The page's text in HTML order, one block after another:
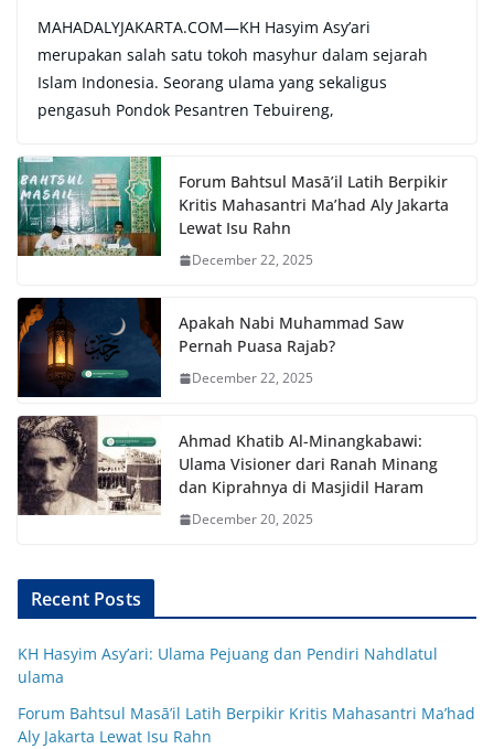
MAHADALYJAKARTA.COM—KH Hasyim Asy’ari
merupakan salah satu tokoh masyhur dalam sejarah
Islam Indonesia. Seorang ulama yang sekaligus
pengasuh Pondok Pesantren Tebuireng,
Forum Bahtsul Masā’il Latih Berpikir
Kritis Mahasantri Ma’had Aly Jakarta
Lewat Isu Rahn
December 22, 2025
Apakah Nabi Muhammad Saw
Pernah Puasa Rajab?
December 22, 2025
Ahmad Khatib Al-Minangkabawi:
Ulama Visioner dari Ranah Minang
dan Kiprahnya di Masjidil Haram
December 20, 2025
Recent Posts
KH Hasyim Asy’ari: Ulama Pejuang dan Pendiri Nahdlatul
ulama
Forum Bahtsul Masā’il Latih Berpikir Kritis Mahasantri Ma’had
Aly Jakarta Lewat Isu Rahn